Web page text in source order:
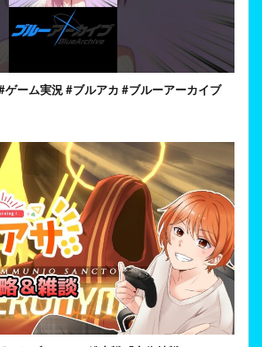
ゲーム実況 #ブルアカ #ブルーアーカイブ